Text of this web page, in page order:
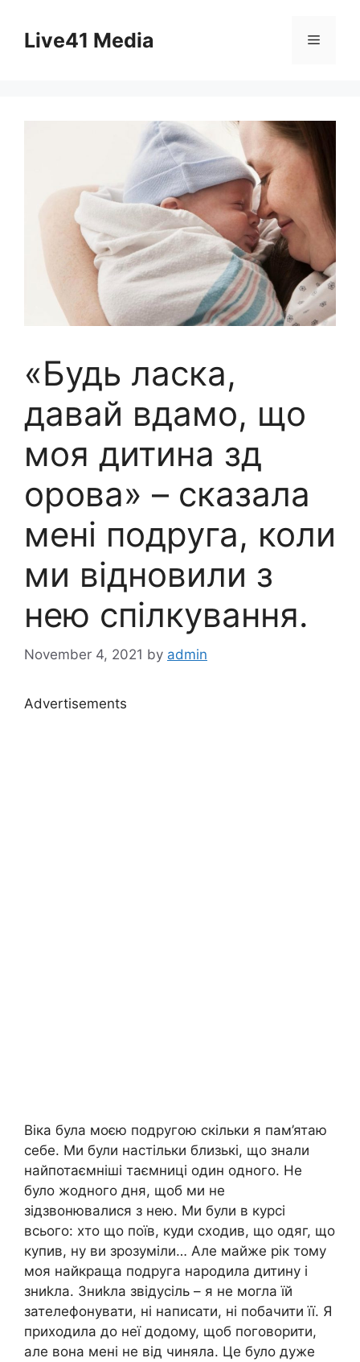
contentLive41 Media Menu
«Будь ласка,
давай вдамо, що
моя дитина зд
орова» – сказала
мені подруга, коли
ми відновили з
нею спілкування.
November 4, 2021 by admin
Advertisements
Віка була моєю подругою скільки я пам’ятаю
себе. Ми були настільки близькі, що знали
найпотаємніші таємниці один одного. Не
було жодного дня, щоб ми не
зідзвонювалися з нею. Ми були в курсі
всього: хто що поїв, куди сходив, що одяг, що
купив, ну ви зрозуміли… Але майже рік тому
моя найкраща подруга народила дитину і
зниkла. Зниkла звідусіль – я не могла їй
зателефонувати, ні написати, ні побачити її. Я
приходила до неї додому, щоб поговорити,
але вона мені не від чиняла. Це було дуже